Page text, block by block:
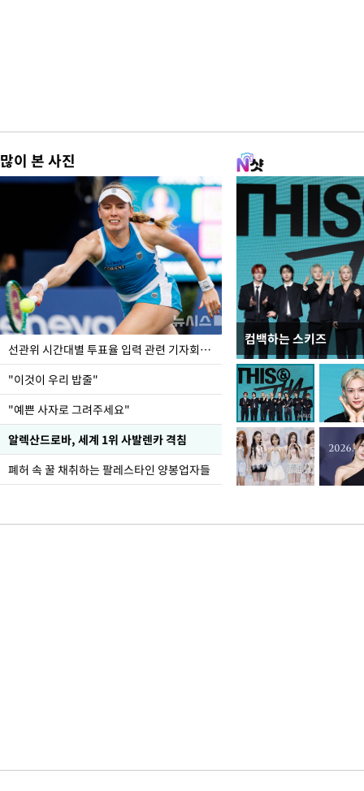
많이 본 사진
선관위 시간대별 투표율 입력 관련 기자회견하는 주진우 의원
"이것이 우리 밥줄"
"예쁜 사자로 그려주세요"
알렉산드로바, 세계 1위 사발렌카 격침
폐허 속 꿀 채취하는 팔레스타인 양봉업자들
컴백하는 스키즈
이번주 국회에는 무